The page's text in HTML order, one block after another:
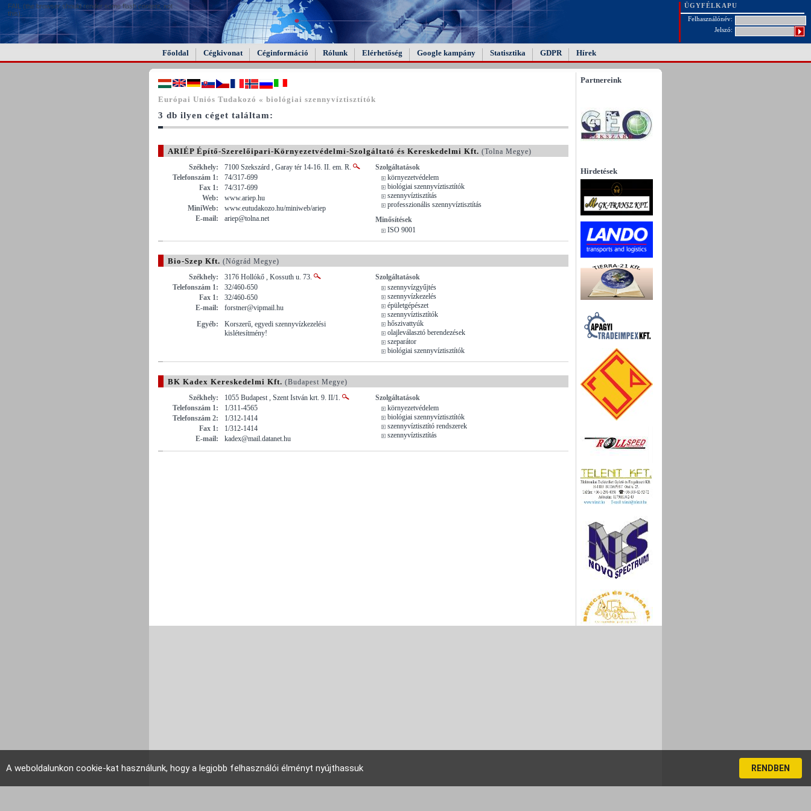
FAIL (the browser should render some flash content, not
this).
ÜGYFÉLKAPU
Felhasználónév:
Jelszó:
Főoldal Cégkivonat Céginformáció Rólunk Elérhetőség Google kampány Statisztika GDPR Hírek
Európai Uniós Tudakozó « biológiai szennyvíztisztítók
3 db ilyen céget találtam:
ARIÉP Építő-Szerelőipari-Környezetvédelmi-Szolgáltató és Kereskedelmi Kft. (Tolna Megye)
Székhely:
7100 Szekszárd , Garay tér 14-16. II. em. R.
Telefonszám 1:
74/317-699
Fax 1:
74/317-699
Web:
www.ariep.hu
MiniWeb:
www.eutudakozo.hu/miniweb/ariep
E-mail:
ariep@tolna.net
Szolgáltatások
környezetvédelem
biológiai szennyvíztisztítók
szennyvíztisztítás
professzionális szennyvíztisztítás
Minősítések
ISO 9001
Bio-Szep Kft. (Nógrád Megye)
Székhely:
3176 Hollókő , Kossuth u. 73.
Telefonszám 1:
32/460-650
Fax 1:
32/460-650
E-mail:
forstner@vipmail.hu
Egyéb:
Korszerű, egyedi szennyvízkezelési
kislétesítmény!
Szolgáltatások
szennyvízgyűjtés
szennyvízkezelés
épületgépészet
szennyvíztisztítók
hőszivattyúk
olajleválasztó berendezések
szeparátor
biológiai szennyvíztisztítók
BK Kadex Kereskedelmi Kft. (Budapest Megye)
Székhely:
1055 Budapest , Szent István krt. 9. II/1.
Telefonszám 1:
1/311-4565
Telefonszám 2:
1/312-1414
Fax 1:
1/312-1414
E-mail:
kadex@mail.datanet.hu
Szolgáltatások
környezetvédelem
biológiai szennyvíztisztítók
szennyvíztisztító rendszerek
szennyvíztisztítás
Partnereink
Hirdetések
A weboldalunkon cookie-kat használunk, hogy a legjobb felhasználói élményt nyújthassuk RENDBEN